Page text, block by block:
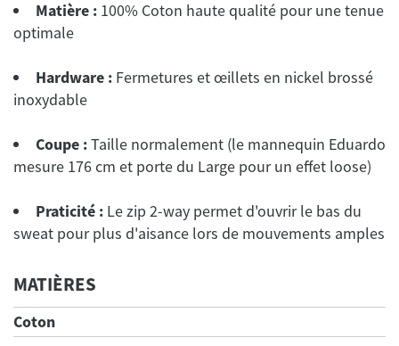
Matière : 100% Coton haute qualité pour une tenue
optimale
Hardware : Fermetures et œillets en nickel brossé
inoxydable
Coupe :Taille normalement (le mannequin Eduardo
mesure 176 cm et porte du Large pour un effet loose)
Praticité : Le zip 2-way permet d'ouvrir le bas du
sweat pour plus d'aisance lors de mouvements amples
MATIÈRES
Coton